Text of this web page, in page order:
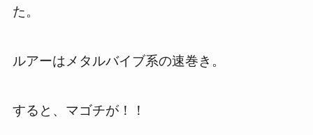
た。
ルアーはメタルバイブ系の速巻き。
すると、マゴチが！！